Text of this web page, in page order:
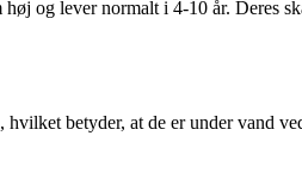
og lever normalt i 4-10 år. Deres
betyder, at de er under vand